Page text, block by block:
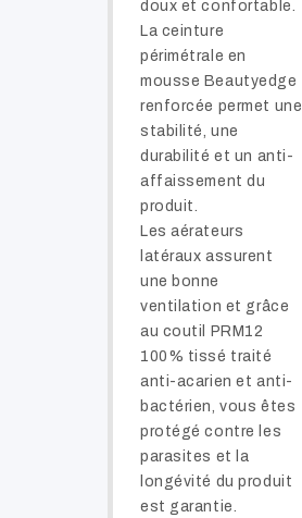
doux et confortable.
La ceinture
périmétrale en
mousse Beautyedge
renforcée permet une
stabilité, une
durabilité et un anti-
affaissement du
produit.
Les aérateurs
latéraux assurent
une bonne
ventilation et grâce
au coutil PRM12
100% tissé traité
anti-acarien et anti-
bactérien, vous êtes
protégé contre les
parasites et la
longévité du produit
est garantie.